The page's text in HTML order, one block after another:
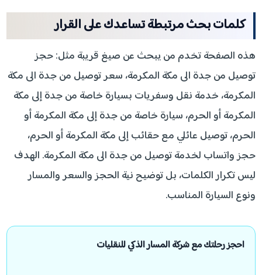
كلمات بحث مرتبطة تساعدك على القرار
هذه الصفحة تخدم من يبحث عن صيغ قريبة مثل: حجز
توصيل من جدة الى مكة المكرمة، سعر توصيل من جدة الى مكة
المكرمة، خدمة نقل وسفريات بسيارة خاصة من جدة إلى مكة
المكرمة أو الحرم، سيارة خاصة من جدة إلى مكة المكرمة أو
الحرم، توصيل عائلي مع حقائب إلى مكة المكرمة أو الحرم،
حجز واتساب لخدمة توصيل من جدة الى مكة المكرمة. الهدف
ليس تكرار الكلمات، بل توضيح نية الحجز والسعر والمسار
ونوع السيارة المناسب.
احجز رحلتك مع شركة المسار الذكي للنقليات